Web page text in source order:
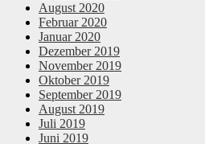
August 2020
Februar 2020
Januar 2020
Dezember 2019
November 2019
Oktober 2019
September 2019
August 2019
Juli 2019
Juni 2019